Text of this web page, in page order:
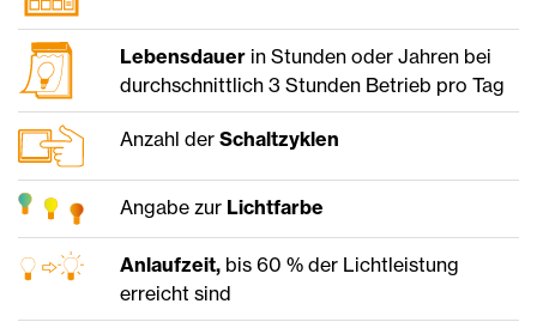
Lebensdauer in Stunden oder Jahren bei
durchschnittlich 3 Stunden Betrieb pro Tag
Anzahl der Schaltzyklen
Angabe zur Lichtfarbe
Anlaufzeit, bis 60 % der Lichtleistung
erreicht sind